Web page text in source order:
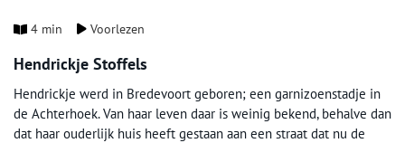
4 min Voorlezen
Hendrickje Stoffels
Hendrickje werd in Bredevoort geboren; een garnizoenstadje in
de Achterhoek. Van haar leven daar is weinig bekend, behalve dan
dat haar ouderlijk huis heeft gestaan aan een straat dat nu de